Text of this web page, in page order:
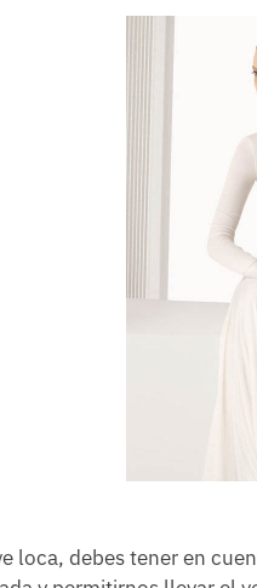
loca, debes tener en